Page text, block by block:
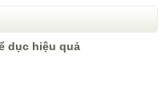
dục hiệu quả